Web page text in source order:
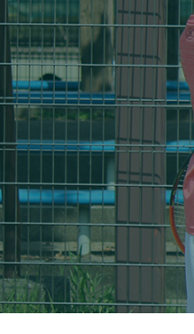
大会
ブログ
アク
お問